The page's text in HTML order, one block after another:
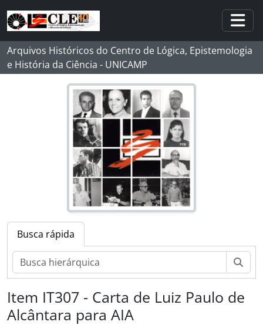
Skip to main content
Arquivos Históricos do Centro de Lógica, Epistemologia
e História da Ciência - UNICAMP
Busca rápida
Item IT307 - Carta de Luiz Paulo de
Alcântara para AIA